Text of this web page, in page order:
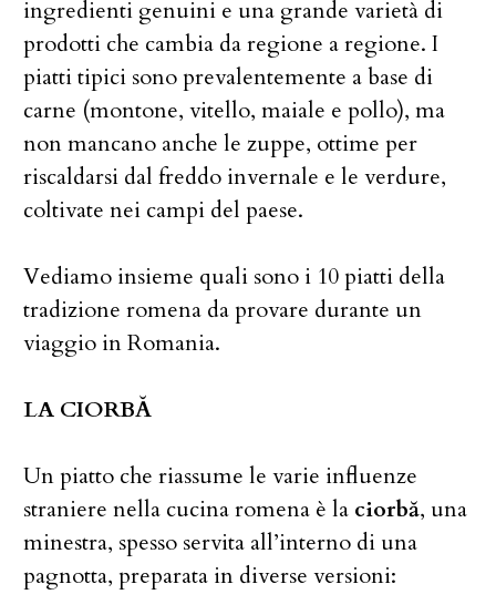
ingredienti genuini e una grande varietà di
prodotti che cambia da regione a regione. I
piatti tipici sono prevalentemente a base di
carne (montone, vitello, maiale e pollo), ma
non mancano anche le zuppe, ottime per
riscaldarsi dal freddo invernale e le verdure,
coltivate nei campi del paese.
Vediamo insieme quali sono i 10 piatti della
tradizione romena da provare durante un
viaggio in Romania.
LA CIORBĂ
Un piatto che riassume le varie influenze
straniere nella cucina romena è la ciorbă, una
minestra, spesso servita all’interno di una
pagnotta, preparata in diverse versioni: